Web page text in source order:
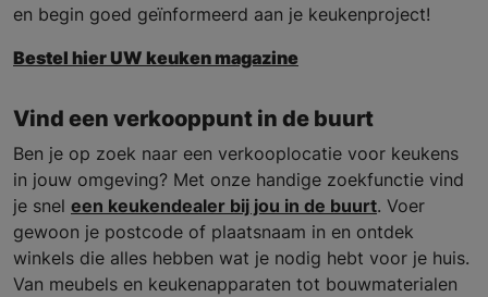
en begin goed geïnformeerd aan je keukenproject!
Bestel hier UW keuken magazine
Vind een verkooppunt in de buurt
Ben je op zoek naar een verkooplocatie voor keukens
in jouw omgeving? Met onze handige zoekfunctie vind
je snel een keukendealer bij jou in de buurt. Voer
gewoon je postcode of plaatsnaam in en ontdek
winkels die alles hebben wat je nodig hebt voor je huis.
Van meubels en keukenapparaten tot bouwmaterialen